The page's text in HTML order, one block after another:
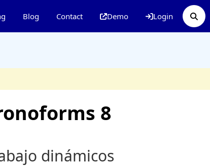
Blog Contact Demo Login
8
dinámicos